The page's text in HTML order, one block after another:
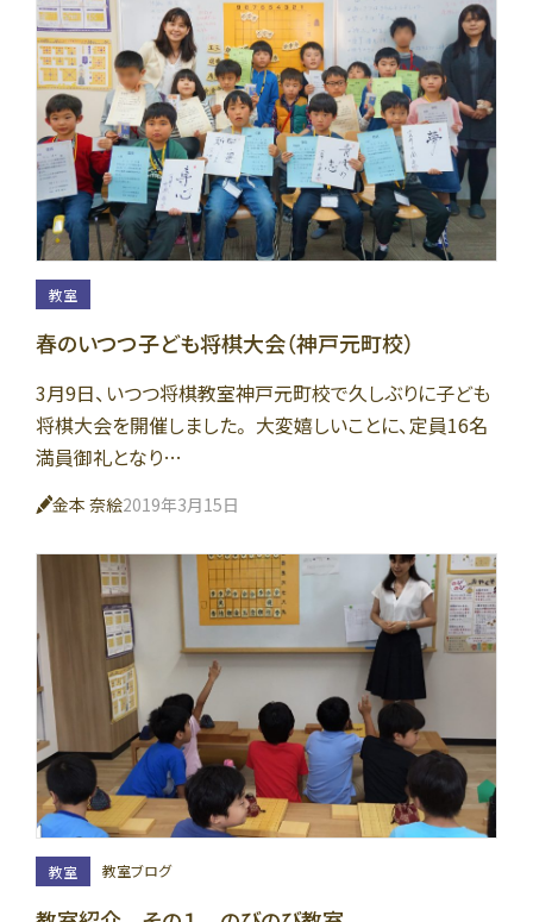
教室
春のいつつ子ども将棋大会（神戸元町校）
3月9日、いつつ将棋教室神戸元町校で久しぶりに子ども
将棋大会を開催しました。 大変嬉しいことに、定員16名
満員御礼となり…
金本 奈絵2019年3月15日
教室 教室ブログ